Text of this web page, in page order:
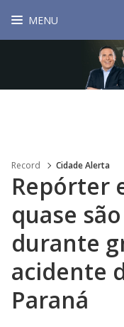
MENU
Record Cidade Alerta
Repórter
quase
durante
acidente
Paraná